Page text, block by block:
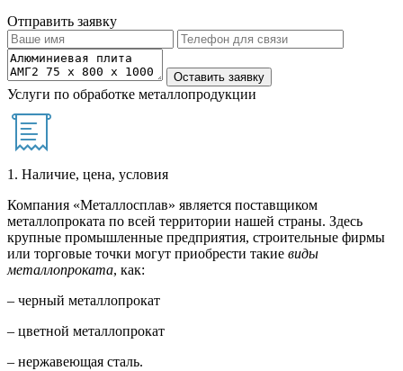
Отправить заявку
Услуги по обработке металлопродукции
1. Наличие, цена, условия
Компания «Металлосплав» является поставщиком
металлопроката по всей территории нашей страны. Здесь
крупные промышленные предприятия, строительные фирмы
или торговые точки могут приобрести такие виды
металлопроката, как:
– черный металлопрокат
– цветной металлопрокат
– нержавеющая сталь.